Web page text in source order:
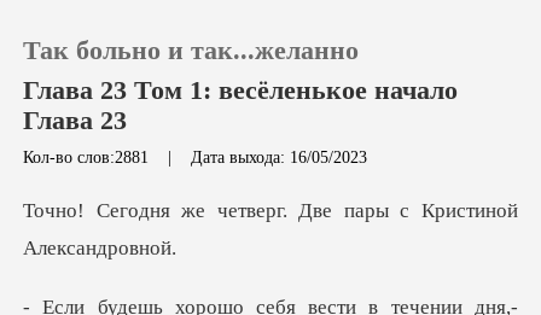
Пополнить
Так больно и так...желанно
Глава 23 Том 1: весёленькое начало
Глава 23
Кол-во слов:2881 | Дата выхода: 16/05/2023
верг. Две пары с Крис
в течении дня,-